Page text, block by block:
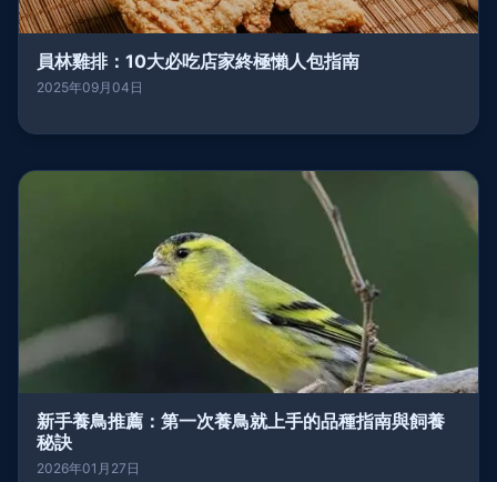
員林雞排：10大必吃店家終極懶人包指南
2025年09月04日
新手養鳥推薦：第一次養鳥就上手的品種指南與飼養
秘訣
2026年01月27日